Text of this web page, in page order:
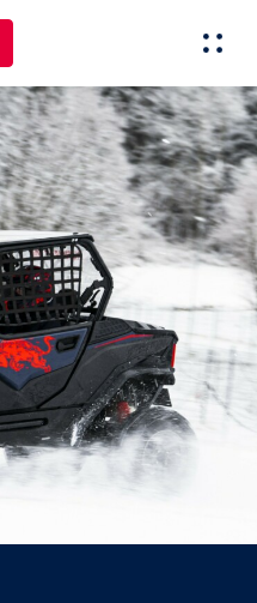
Erlebnisse Seiten
Alle anzeigen